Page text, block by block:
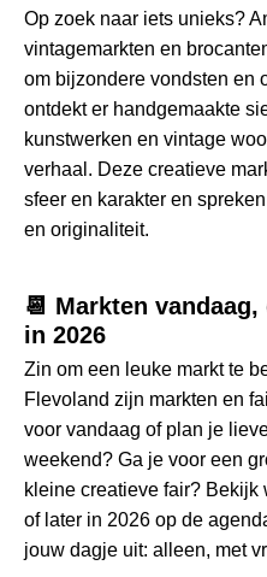
Op zoek naar iets unieks?
vintagemarkten en
om bijzondere vondsten en
ontdekt er handgemaakte
kunstwerken en vintage
verhaal. Deze creatieve
sfeer en karakter en
en originaliteit.
📆 Markten
in 2026
Zin om een leuke markt te
Flevoland zijn markten en
voor vandaag of plan je
weekend? Ga je voor een
kleine creatieve fair? Bekijk
of later in 2026 op de
jouw dagje uit: alleen, met